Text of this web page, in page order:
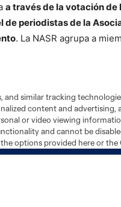
a través de la votación
de periodistas de la
. La NASR agrupa a